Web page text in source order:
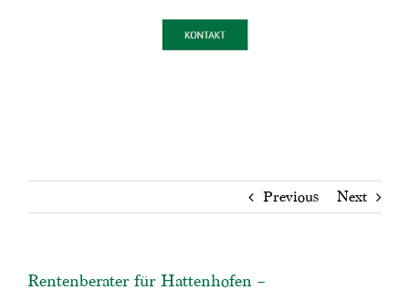
Previous Next
Rentenberater für Hattenhofen –